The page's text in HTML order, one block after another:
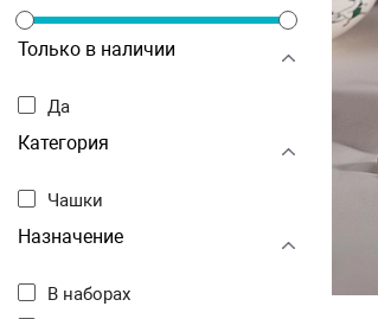
Только в наличии
Да
Категория
Чашки
Назначение
В наборах